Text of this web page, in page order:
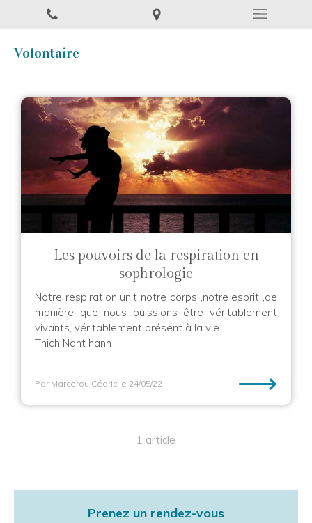
Volontaire
Les pouvoirs de la respiration en
sophrologie
Notre respiration unit notre corps ,notre esprit ,de
manière que nous puissions être véritablement
vivants, véritablement présent à la vie.
Thich Naht hanh
...
Par Marcerou Cédric le 24/05/22 ⟶
1 article
Prenez un rendez-vous